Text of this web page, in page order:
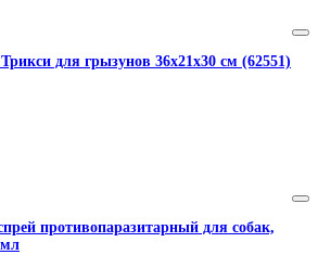
для грызунов 36х21х30 см (62551)
противопаразитарный для собак,